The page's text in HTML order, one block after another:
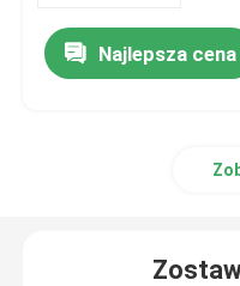
Najlepsza cena